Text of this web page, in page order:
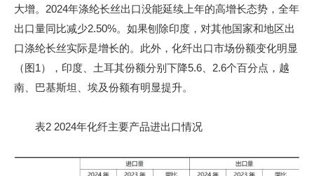
大增。2024年涤纶长丝出口没能延续上年的高增长态势，全年
出口量同比减少2.50%。如果刨除印度，对其他国家和地区出
口涤纶长丝实际是增长的。此外，化纤出口市场份额变化明显
（图1），印度、土耳其份额分别下降5.6、2.6个百分点，越
南、巴基斯坦、埃及份额有明显提升。
表2 2024年化纤主要产品进出口情况